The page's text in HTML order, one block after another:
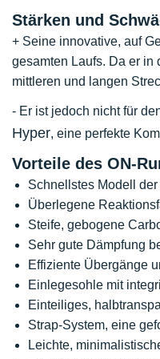
Stärken und
+ Seine innovative, auf
gesamten Laufs. Da er in
mittleren und langen
- Er ist jedoch nicht für
Hyper, eine perfekte
Vorteile des ON-
Schnellstes Modell der
Überlegene
Steife, gebogene
Sehr gute Dämpfung
Effiziente Übergänge
Einlegesohle mit
Einteiliges,
Strap-System, eine
Leichte,